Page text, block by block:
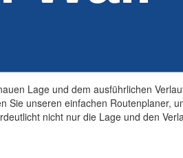
Lage und dem ausführlichen
Sie unseren einfachen Routenplaner,
nicht nur die Lage und den